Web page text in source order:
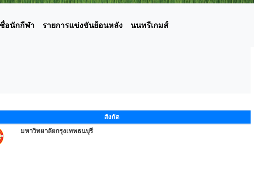
อนักกีฬา รายการแข่งขันย้อนหลัง นนทรีเกมส์
สังกัด
มหาวิทยาลัยกรุงเทพธนบุรี